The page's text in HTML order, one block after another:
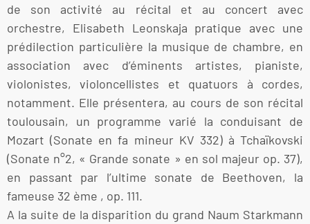
de son activité au récital et au concert avec
orchestre, Elisabeth Leonskaja pratique avec une
prédilection particulière la musique de chambre, en
association avec d’éminents artistes, pianiste,
violonistes, violoncellistes et quatuors à cordes,
notamment. Elle présentera, au cours de son récital
toulousain, un programme varié la conduisant de
Mozart (Sonate en fa mineur KV 332) à Tchaïkovski
(Sonate n°2, « Grande sonate » en sol majeur op. 37),
en passant par l’ultime sonate de Beethoven, la
fameuse 32 ème , op. 111.
A la suite de la disparition du grand Naum Starkmann